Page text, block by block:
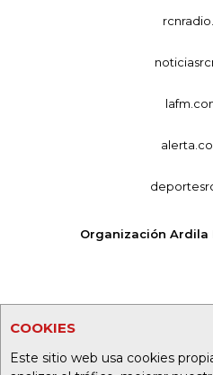
COOKIES
Este sitio web usa cookies
Organización Ardila